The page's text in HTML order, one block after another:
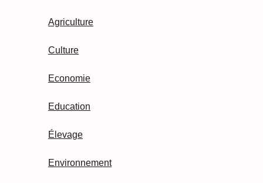
Agriculture
Culture
Economie
Education
Élevage
Environnement